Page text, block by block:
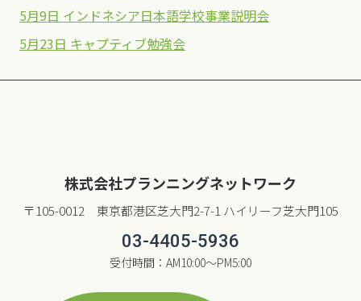
5月9日 インドネシア日本語学校事業説明会
5月23日 キャプティブ勉強会
株式会社プランニングネットワーク
〒105-0012 東京都港区芝大門2-7-1 ハイリーフ芝大門105
03-4405-5936
受付時間：AM10:00〜PM5:00